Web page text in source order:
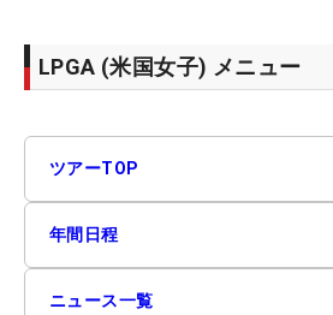
LPGA (米国女子) メニュー
ツアーTOP
年間日程
ニュース一覧